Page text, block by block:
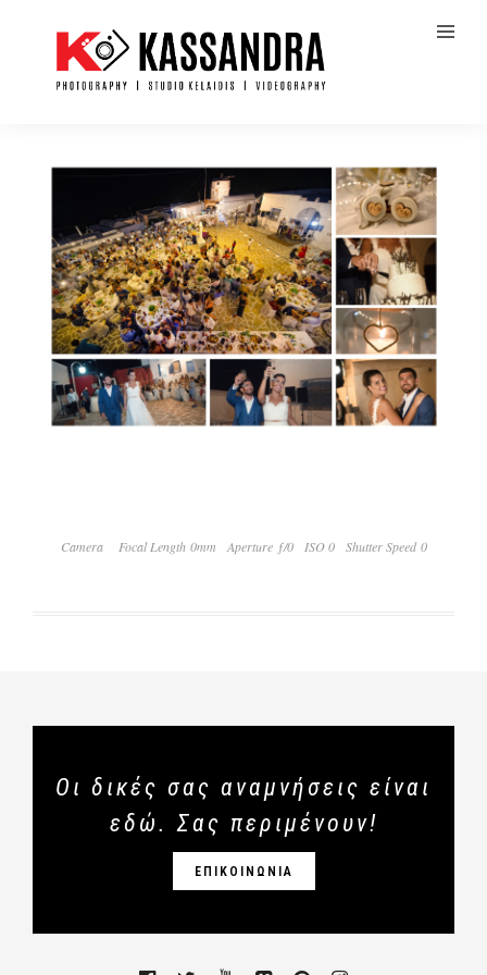
Camera Focal Length 0mm Aperture ƒ/0 ISO 0 Shutter Speed 0
Οι δικές σας αναμνήσεις είναι
εδώ. Σας περιμένουν!
ΕΠΙΚΟΙΝΩΝΙΑ